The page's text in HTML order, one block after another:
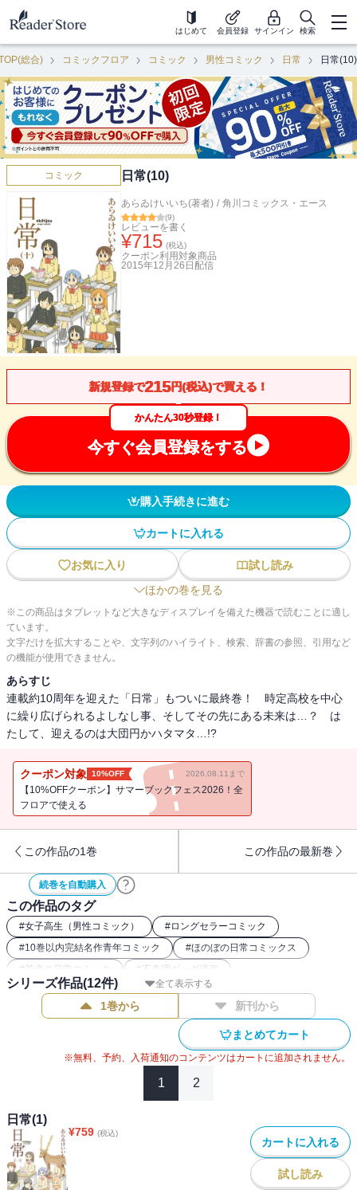
はじめて 会員登録 サインイン 検索
総合) コミックフロア コミック 男性コミック 日常 日常(10)
コミック 日常(10)
あらゐけいいち(著者) / 角川コミックス・エース
(9)
レビューを書く
¥715 (税込)
クーポン利用対象商品
2015年12月26日 配信
新規登録で215円(税込)で買える！
かんたん30秒登録！
今すぐ会員登録をする
購入手続きに進む
カートに入れる
お気に入り
試し読み
ほかの巻を見る
※この商品はタブレットなど大きなディスプレイを備えた機器で読むことに適し
ています。
文字だけを拡大することや、文字列のハイライト、検索、辞書の参照、引用など
の機能が使用できません。
あらすじ
連載約10周年を迎えた「日常」もついに最終巻！ 時定高校を中心
に繰り広げられるよしなし事、そしてその先にある未来は…？ は
たして、迎えるのは大団円かハタマタ…!?
クーポン対象 10%OFF 2026.08.11まで
【10%OFFクーポン】サマーブックフェス2026！全
フロアで使える
この作品の1巻 この作品の最新巻
続巻を自動購入
この作品のタグ
#女子高生（男性コミック） #ロングセラーコミック
#10巻以内完結名作青年コミック #ほのぼの日常コミックス
# 若者の日常コミック # 不条理ギャグ漫画
全て表示する
シリーズ作品(12件)
1巻から 新刊から
まとめてカート
※無料、予約、入荷通知のコンテンツはカートに追加されません。
1 2
日常(1)
¥759 (税込)
カートに入れる
試し読み